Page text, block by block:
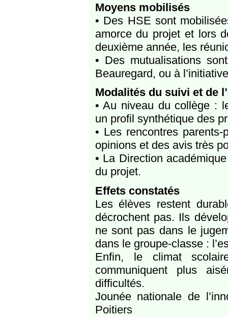
Moyens mobilisés
• Des HSE sont
amorce du projet et lors
deuxième année, les
• Des mutualisations
Beauregard, ou à
Modalités du suivi et de
• Au niveau du collège :
un profil synthétique des
• Les rencontres
opinions et des avis très
• La Direction
du projet.
Effets constatés
Les élèves restent
décrochent pas. Ils
ne sont pas dans le
dans le groupe-classe :
Enfin, le climat
communiquent plus
difficultés.
Jounée nationale de
Poitiers